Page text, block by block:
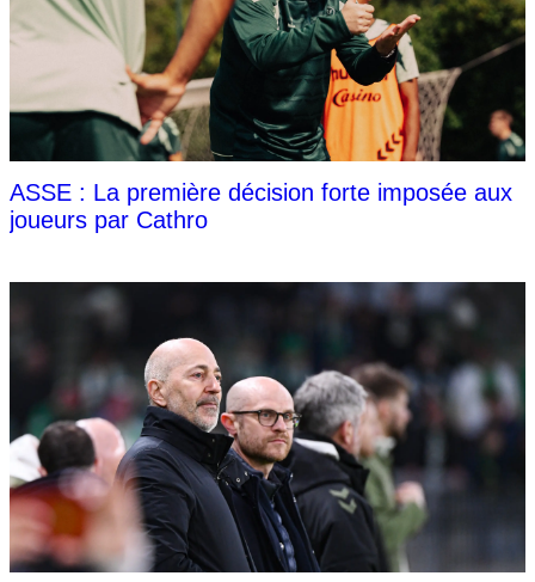
ASSE : La première décision forte imposée aux
joueurs par Cathro